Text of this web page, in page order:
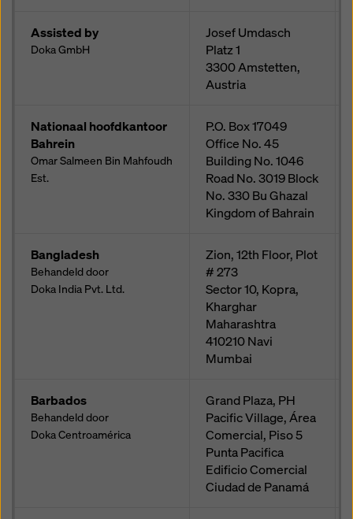
Assisted by
Doka GmbH
Josef Umdasch
Platz 1
3300Amstetten,
Austria
Nationaal hoofdkantoor
Bahrein
Omar Salmeen Bin Mahfoudh
Est.
P.O. Box 17049
Office No. 45
Building No. 1046
Road No. 3019 Block
No. 330 Bu Ghazal
Kingdom of Bahrain
Bangladesh
Behandeld door
Doka India Pvt. Ltd.
Zion, 12th Floor, Plot
# 273
Sector 10, Kopra,
Kharghar
Maharashtra
410210Navi
Mumbai
Barbados
Behandeld door
Doka Centroamérica
Grand Plaza, PH
Pacific Village, Área
Comercial, Piso 5
Punta Pacifica
Edificio Comercial
Ciudad de Panamá